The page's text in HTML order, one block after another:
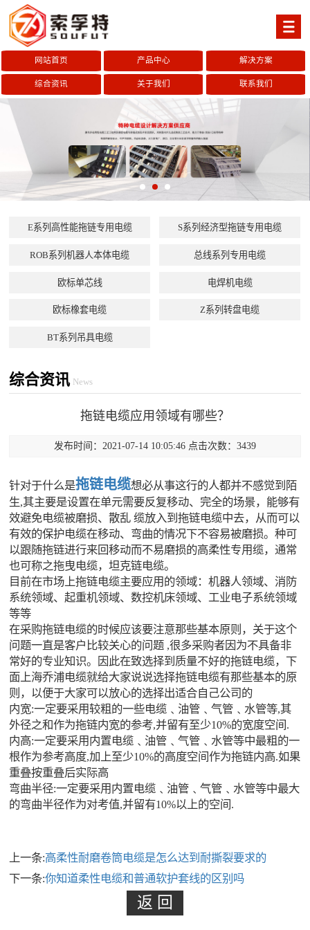
网站首页 产品中心 解决方案
综合资讯 关于我们 联系我们
E系列高性能拖链专用电缆 S系列经济型拖链专用电缆
ROB系列机器人本体电缆 总线系列专用电缆
欧标单芯线 电焊机电缆
欧标橡套电缆 Z系列转盘电缆
BT系列吊具电缆
综合资讯 News
拖链电缆应用领域有哪些？
发布时间：2021-07-14 10:05:46 点击次数：3439
针对于什么是拖链电缆想必从事这行的人都并不感觉到陌
生,其主要是设置在单元需要反复移动、完全的场景，能够有
效避免电缆被磨损、散乱 缆放入到拖链电缆中去，从而可以
有效的保护电缆在移动、弯曲的情况下不容易被磨损。种可
以跟随拖链进行来回移动而不易磨损的高柔性专用缆，通常
也可称之拖曳电缆，坦克链电缆。
目前在市场上拖链电缆主要应用的领域：机器人领域、消防
系统领域、起重机领域、数控机床领域、工业电子系统领域
等等
在采购拖链电缆的时候应该要注意那些基本原则，关于这个
问题一直是客户比较关心的问题 ,很多采购者因为不具备非
常好的专业知识。因此在致选择到质量不好的拖链电缆，下
面上海乔浦电缆就给大家说说选择拖链电缆有那些基本的原
则，以便于大家可以放心的选择出适合自己公司的
内宽:一定要采用较粗的一些电缆﹑油管﹑气管﹑水管等,其
外径之和作为拖链内宽的参考,并留有至少10%的宽度空间.
内高:一定要采用内置电缆﹑油管﹑气管﹑水管等中最粗的一
根作为参考高度,加上至少10%的高度空间作为拖链内高.如果
重叠按重叠后实际高
弯曲半径:一定要采用内置电缆﹑油管﹑气管﹑水管等中最大
的弯曲半径作为对考值,并留有10%以上的空间.
上一条:高柔性耐磨卷筒电缆是怎么达到耐撕裂要求的
下一条:你知道柔性电缆和普通软护套线的区别吗